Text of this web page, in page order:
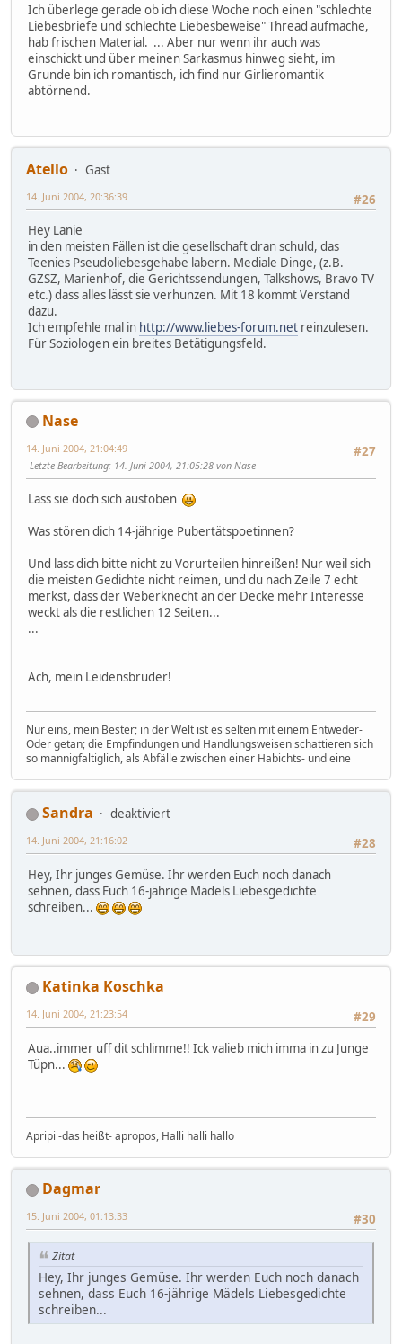
Ich überlege gerade ob ich diese Woche noch einen "schlechte
Liebesbriefe und schlechte Liebesbeweise" Thread aufmache,
hab frischen Material. ... Aber nur wenn ihr auch was
einschickt und über meinen Sarkasmus hinweg sieht, im
Grunde bin ich romantisch, ich find nur Girlieromantik
abtörnend.
Atello
Gast
#26
14. Juni 2004, 20:36:39
Hey Lanie
in den meisten Fällen ist die gesellschaft dran schuld, das
Teenies Pseudoliebesgehabe labern. Mediale Dinge, (z.B.
GZSZ, Marienhof, die Gerichtssendungen, Talkshows, Bravo TV
etc.) dass alles lässt sie verhunzen. Mit 18 kommt Verstand
dazu.
Ich empfehle mal in http://www.liebes-forum.net reinzulesen.
Für Soziologen ein breites Betätigungsfeld.
Nase
#27
14. Juni 2004, 21:04:49
Letzte Bearbeitung: 14. Juni 2004, 21:05:28 von Nase
Lass sie doch sich austoben
Was stören dich 14-jährige Pubertätspoetinnen?
Und lass dich bitte nicht zu Vorurteilen hinreißen! Nur weil sich
die meisten Gedichte nicht reimen, und du nach Zeile 7 echt
merkst, dass der Weberknecht an der Decke mehr Interesse
weckt als die restlichen 12 Seiten...
...
Ach, mein Leidensbruder!
Nur eins, mein Bester; in der Welt ist es selten mit einem Entweder-
Oder getan; die Empfindungen und Handlungsweisen schattieren sich
so mannigfaltiglich, als Abfälle zwischen einer Habichts- und eine
Sandra
deaktiviert
#28
14. Juni 2004, 21:16:02
Hey, Ihr junges Gemüse. Ihr werden Euch noch danach
sehnen, dass Euch 16-jährige Mädels Liebesgedichte
schreiben...
Katinka Koschka
#29
14. Juni 2004, 21:23:54
Aua..immer uff dit schlimme!! Ick valieb mich imma in zu Junge
Tüpn...
Apripi -das heißt- apropos, Halli halli hallo
Dagmar
#30
15. Juni 2004, 01:13:33
Zitat
Hey, Ihr junges Gemüse. Ihr werden Euch noch danach
sehnen, dass Euch 16-jährige Mädels Liebesgedichte
schreiben...